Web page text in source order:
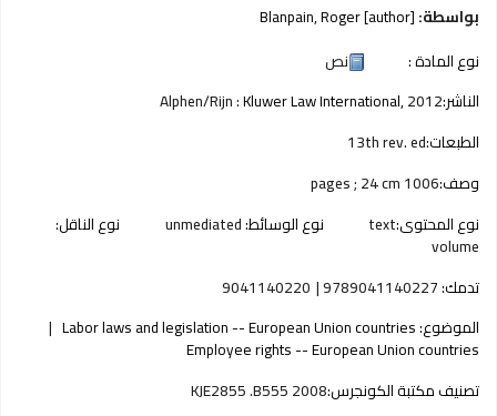
بواسطة: Blanpain, Roger[author]
نوع المادة :
نص
الناشر:
Alphen/Rijn :Kluwer Law International,2012
الطبعات:13th rev. ed
وصف:1006 pages ; 24 cm
نوع المحتوى:text نوع الوسائط:unmediated نوع الناقل:
volume
تدمك:9789041140227
9041140220
الموضوع:Labor laws and legislation -- European Union countries
Employee rights -- European Union countries
تصنيف مكتبة الكونجرس:KJE2855 .B555 2008